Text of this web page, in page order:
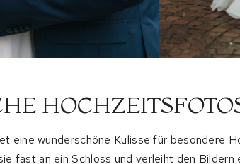
eine wunderschöne Kulisse für besondere
fast an ein Schloss und verleiht den